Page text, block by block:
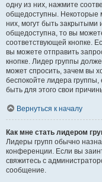
одну из них, нажмите
общедоступны. Некоторые
них, могут быть закрытыми
общедоступна, то вы
соответствующей кнопке.
вы можете отправить
кнопке. Лидер группы
может спросить, зачем вы
беспокойте лидера группы,
быть для этого свои
Вернуться к началу
Как мне стать лидером
Лидеры групп обычно
конференции. Если вы
свяжитесь с
сообщение.